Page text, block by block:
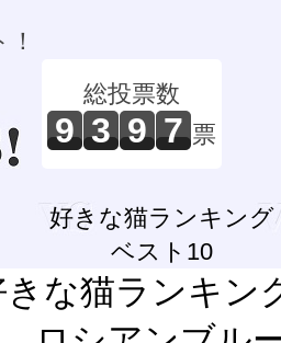
総投票数
9 3 9 7 票
好きな猫ランキング
ベスト10
きな猫ランキン